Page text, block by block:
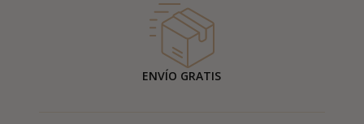
ENVÍO GRATIS